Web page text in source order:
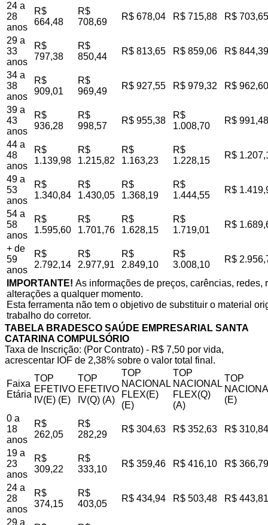
24 a
28
anos
R$
664,48
R$
708,69
R$ 678,04 R$ 715,88 R$ 703,65
29 a
33
anos
R$
797,38
R$
850,44
R$ 813,65 R$ 859,06 R$ 844,39
34 a
38
anos
R$
909,01
R$
969,49
R$ 927,55 R$ 979,32 R$ 962,60
39 a
43
anos
R$
936,28
R$
998,57
R$ 955,38
R$
1.008,70
R$ 991,48
44 a
48
anos
R$
1.139,98
R$
1.215,82
R$
1.163,23
R$
1.228,15
R$
49 a
53
anos
R$
1.340,84
R$
1.430,05
R$
1.368,19
R$
1.444,55
R$
54 a
58
anos
R$
1.595,60
R$
1.701,76
R$
1.628,15
R$
1.719,01
R$
+ de
59
anos
R$
2.792,14
R$
2.977,91
R$
2.849,10
R$
3.008,10
R$
IMPORTANTE! As informações de preços, carências,
alterações a qualquer momento.
Esta ferramenta não tem o objetivo de substituir o material
trabalho do corretor.
TABELA BRADESCO SAÚDE EMPRESARIAL SANTA
CATARINA COMPULSÓRIO
Taxa de Inscrição: (Por Contrato) - R$ 7,50 por vida,
acrescentar IOF de 2,38% sobre o valor total final.
Faixa
Etária
TOP
EFETIVO
IV(E) (E)
TOP
EFETIVO
IV(Q) (A)
TOP
NACIONAL
FLEX(E)
(E)
TOP
NACIONAL
FLEX(Q)
(A)
TOP
(E)
0 a
18
anos
R$
262,05
R$
282,29
R$ 304,63 R$ 352,63 R$ 310,84
19 a
23
anos
R$
309,22
R$
333,10
R$ 359,46 R$ 416,10 R$ 366,79
24 a
28
anos
R$
374,15
R$
403,05
R$ 434,94 R$ 503,48 R$ 443,81
29 a